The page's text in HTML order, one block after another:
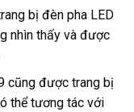
bị đèn pha LED
nhìn thấy và được
cũng được trang bị
thể tương tác với